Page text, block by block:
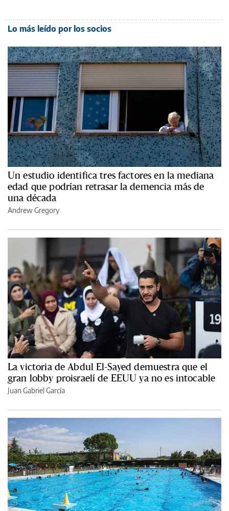
Lo más leído por los socios
Un estudio identifica tres factores en la mediana
edad que podrían retrasar la demencia más de
una década
Andrew Gregory
La victoria de Abdul El-Sayed demuestra que el
gran lobby proisraelí de EEUU ya no es intocable
Juan Gabriel García